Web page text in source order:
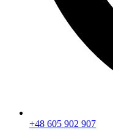
+48 605 902 907